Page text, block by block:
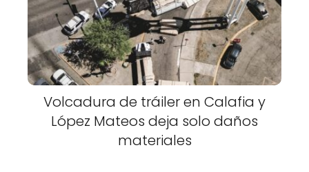
Volcadura de tráiler en Calafia y
López Mateos deja solo daños
materiales